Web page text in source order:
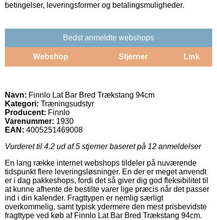
betingelser, leveringsformer og betalingsmuligheder.
Bedst anmeldte webshops
Webshop Stjerner Link
Navn: Finnlo Lat Bar Bred Trækstang 94cm
Kategori: Træningsudstyr
Producent: Finnlo
Varenummer: 1930
EAN: 4005251469008
Vurderet til 4.2 ud af 5 stjerner baseret på 12 anmeldelser
En lang række internet webshops tildeler på nuværende
tidspunkt flere leveringsløsninger. En der er meget anvendt
er i dag pakkeshops, fordi det så giver dig god fleksibilitet til
at kunne afhente de bestilte varer lige præcis når det passer
ind i din kalender. Fragttypen er nemlig særligt
overkommelig, samt typisk ydermere den mest prisbevidste
fragttype ved køb af Finnlo Lat Bar Bred Trækstang 94cm.